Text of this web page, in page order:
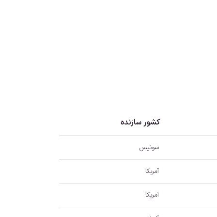
کشور سازنده
سوئیس
آمریکا
آمریکا